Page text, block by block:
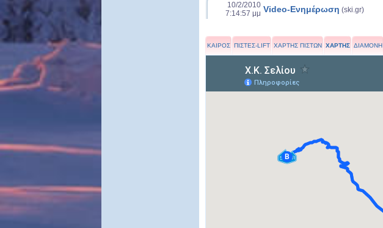
10/2/2010
7:14:57 μμ Video-Ενημέρωση (ski.gr)
ΚΑΙΡΟΣ ΠΙΣΤΕΣ-LIFT ΧΑΡΤΗΣ ΠΙΣΤΩΝ ΧΑΡΤΗΣ ΔΙΑΜΟΝΗ